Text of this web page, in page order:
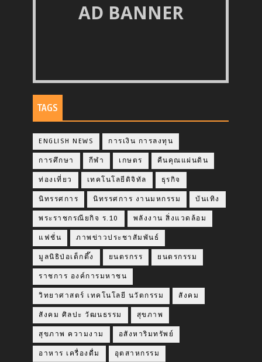
AD BANNER
TAGS
ENGLISH NEWS การเงิน การลงทุน
การศึกษา กีฬา เกษตร คืนคุณแผ่นดิน
ท่องเที่ยว เทคโนโลยีดิจิทัล ธุรกิจ
นิทรรศการ นิทรรศการ งานมหกรรม บันเทิง
พระราชกรณียกิจ ร.10 พลังงาน สิ่งแวดล้อม
แฟชั่น ภาพข่าวประชาสัมพันธ์
มูลนิธิป่อเต็กตึ๊ง ยนตรกรร ยนตรกรรม
ราชการ องค์การมหาชน
วิทยาศาสตร์ เทคโนโลยี นวัตกรรม สังคม
สังคม ศิลปะ วัฒนธรรม สุขภาพ
สุขภาพ ความงาม อสังหาริมทรัพย์
อาหาร เครื่องดื่ม อุตสาหกรรม